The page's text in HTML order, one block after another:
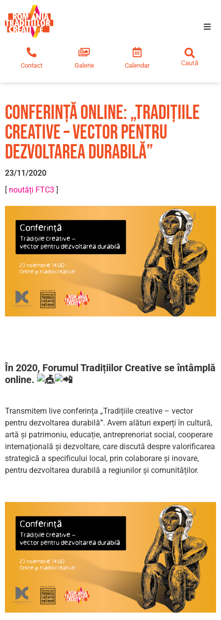
Tradiții creative
Educație
Noutăți
Contact Galerie Calendar
Conferință online: „Tradițiile
creative – vector pentru
dezvoltarea durabilă”
23/11/2020
[ noutăți FTC3 ]
În 2020, Forumul Tradițiilor Creative se întâmplă
online.
Transmitem live conferința „Tradițiile creative – vector
pentru dezvoltarea durabilă”. Avem alături experți în cultură,
artă și patrimoniu, educație, antreprenoriat social, cooperare
internațională și dezvoltare, care discută despre valorificarea
strategică a specificului local, prin colaborare și inovare,
pentru dezvoltarea durabilă a regiunilor și comunităților.